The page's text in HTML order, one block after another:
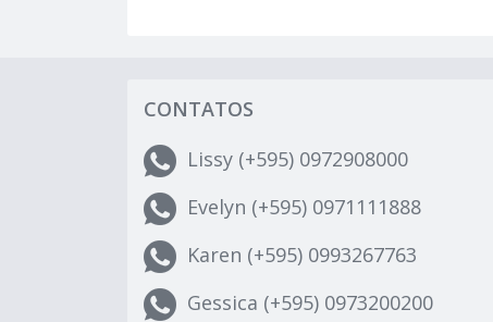
CONTATOS
Lissy (+595) 0972908000
Evelyn (+595) 0971111888
Karen (+595) 0993267763
Gessica (+595) 0973200200